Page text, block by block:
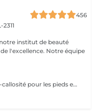
456
institut de beauté
Notre équipe
Traitement callus peeling soin anti-callosité pour les pieds en seulement 15 minutes CALLUSPEELING permet d'éliminer facilement, sans lames ni cutters, les callosités et les fissures, donnant aux pieds une incroyable douceur et une sensation infinie de légèreté.